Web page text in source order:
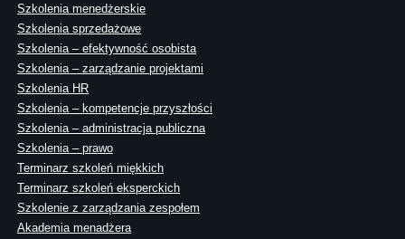
Szkolenia menedżerskie
Szkolenia sprzedażowe
Szkolenia – efektywność osobista
Szkolenia – zarządzanie projektami
Szkolenia HR
Szkolenia – kompetencje przyszłości
Szkolenia – administracja publiczna
Szkolenia – prawo
Terminarz szkoleń miękkich
Terminarz szkoleń eksperckich
Szkolenie z zarządzania zespołem
Akademia menadżera